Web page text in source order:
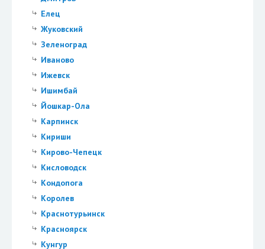
Елец
Жуковский
Зеленоград
Иваново
Ижевск
Ишимбай
Йошкар-Ола
Карпинск
Кириши
Кирово-Чепецк
Кисловодск
Кондопога
Королев
Краснотурьинск
Красноярск
Кунгур